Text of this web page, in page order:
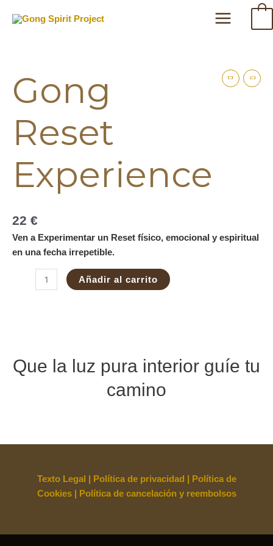
Main
Gong
Reset
Experience
22 €
Ven a Experimentar un Reset físico, emocional y espiritual
en una fecha irrepetible.
cantidad
Añadir al carrito
Que la luz pura interior guíe tu
camino
Texto Legal | Política de privacidad | Política de
Cookies| Política de cancelación y reembolsos